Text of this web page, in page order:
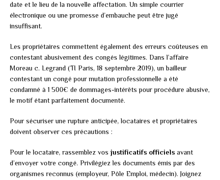
date et le lieu de la nouvelle affectation. Un simple courrier
électronique ou une promesse d’embauche peut être jugé
insuffisant.
Les propriétaires commettent également des erreurs coûteuses en
contestant abusivement des congés légitimes. Dans l’affaire
Moreau c. Legrand (TI Paris, 18 septembre 2019), un bailleur
contestant un congé pour mutation professionnelle a été
condamné à 1 500€ de dommages-intérêts pour procédure abusive,
le motif étant parfaitement documenté.
Pour sécuriser une rupture anticipée, locataires et propriétaires
doivent observer ces précautions :
Pour le locataire, rassemblez vos justificatifs officiels avant
d’envoyer votre congé. Privilégiez les documents émis par des
organismes reconnus (employeur, Pôle Emploi, médecin). Joignez